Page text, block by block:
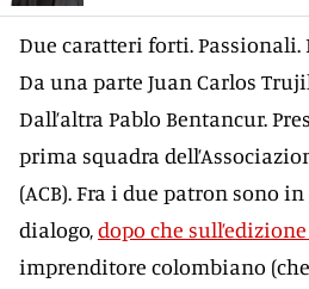
Due caratteri forti.
Da una parte Juan Carlos
Dall’altra Pablo Bentancur.
prima squadra
(ACB). Fra i due patron sono
dialogo,dopo che
imprenditore colombiano